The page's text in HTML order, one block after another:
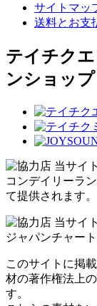
サイトマッ
送料とお支
テイチク
ンショッ
当サイ
コンデイリーラ
て提供されます。
当サイ
ジャパンチャー
このサイトに掲
材の著作権法上
す。